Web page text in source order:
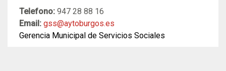
Telefono: 947 28 88 16
Email: gss@aytoburgos.es
Gerencia Municipal de Servicios Sociales